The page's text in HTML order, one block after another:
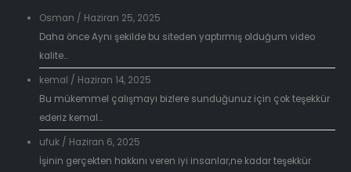
Osman / Haziran 25, 2025
Daha önce Aynı şekilde bu siteden yaptırmış olduğum video
kalite...
kemal / Haziran 14, 2025
Bu mükemmel çalışmayı bizlere sunduğunuz için çok teşekkür
ederiz kemal...
ufuk/ Haziran 6, 2025
İşinin gerçekten hakkını veren iyi insanlar,ne kadar teşekkür